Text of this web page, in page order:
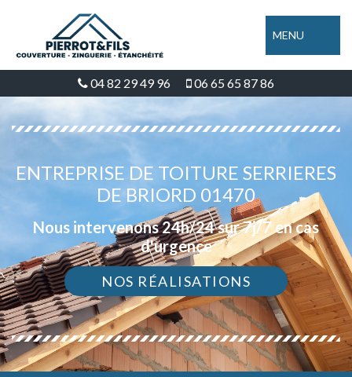
MENU
04 82 29 49 96 06 65 65 87 86
ENTREPRISE DE TOITURE SERRIERES
DE BRIORD 01470
Nous intervenons 24h/24 sur 7j/7 en cas
d'urgence
NOS RÉALISATIONS